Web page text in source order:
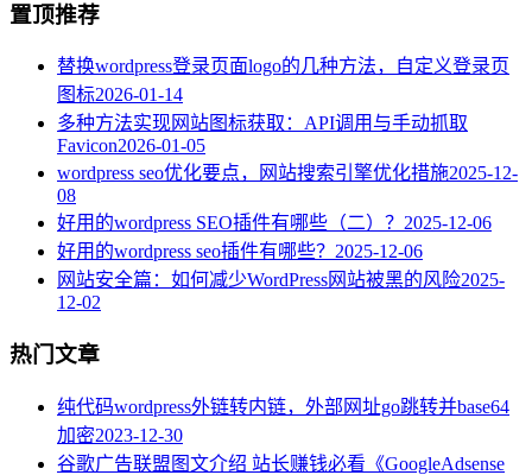
置顶推荐
替换wordpress登录页面logo的几种方法，自定义登录页
图标2026-01-14
多种方法实现网站图标获取：API调用与手动抓取
Favicon2026-01-05
wordpress seo优化要点，网站搜索引擎优化措施2025-12-
08
好用的wordpress SEO插件有哪些（二）？ 2025-12-06
好用的wordpress seo插件有哪些？ 2025-12-06
网站安全篇：如何减少WordPress网站被黑的风险2025-
12-02
热门文章
纯代码wordpress外链转内链，外部网址go跳转并base64
加密2023-12-30
谷歌广告联盟图文介绍 站长赚钱必看《GoogleAdsense